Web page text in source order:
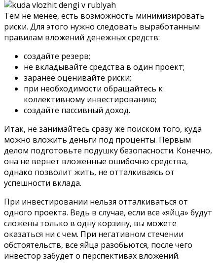
Тем не менее, есть возможность минимизировать
риски. Для этого нужно следовать выработанным
правилам вложений денежных средств:
создайте резерв;
не вкладывайте средства в один проект;
заранее оценивайте риски;
при необходимости обращайтесь к
коллективному инвестированию;
создайте пассивный доход.
Итак, не занимайтесь сразу же поиском того, куда
можно вложить деньги под проценты. Первым
делом подготовьте подушку безопасности. Конечно,
она не вернет вложенные ошибочно средства,
однако позволит жить, не отталкиваясь от
успешности вклада.
При инвестировании нельзя отталкиваться от
одного проекта. Ведь в случае, если все «яйца» будут
сложены только в одну корзину, вы можете
оказаться ни с чем. При негативном стечении
обстоятельств, все яйца разобьются, после чего
инвестор забудет о перспективах вложений.